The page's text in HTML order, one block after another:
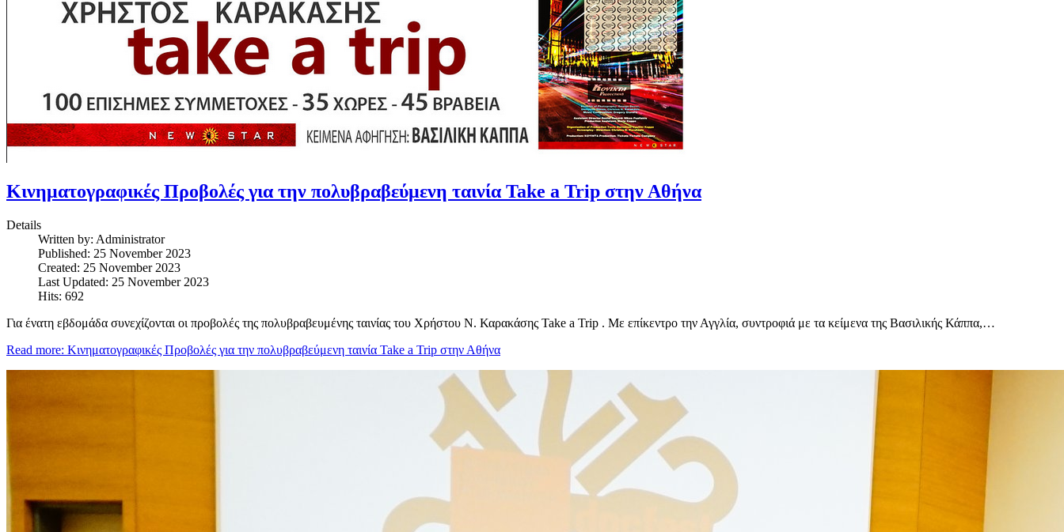
Κινηματογραφικές Προβολές για την πολυβραβεύμενη ταινία Take a Trip στην Αθήνα
Details
Written by: Administrator
Published: 25 November 2023
Created: 25 November 2023
Last Updated: 25 November 2023
Hits: 692
Για ένατη εβδομάδα συνεχίζονται οι προβολές της πολυβραβευμένης ταινίας του Χρήστου Ν. Καρακάσης Take a Trip . Με επίκεντρο την Αγγλία, συντροφιά με τα κείμενα της Βασιλικής Κάππα,…
Read more: Κινηματογραφικές Προβολές για την πολυβραβεύμενη ταινία Take a Trip στην Αθήνα